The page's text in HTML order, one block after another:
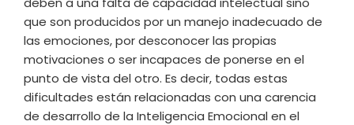
que son producidos por un manejo inadecuado de
las emociones, por desconocer las propias
motivaciones o ser incapaces de ponerse en el
punto de vista del otro. Es decir, todas estas
dificultades están relacionadas con una carencia
de desarrollo de la Inteligencia Emocional en el